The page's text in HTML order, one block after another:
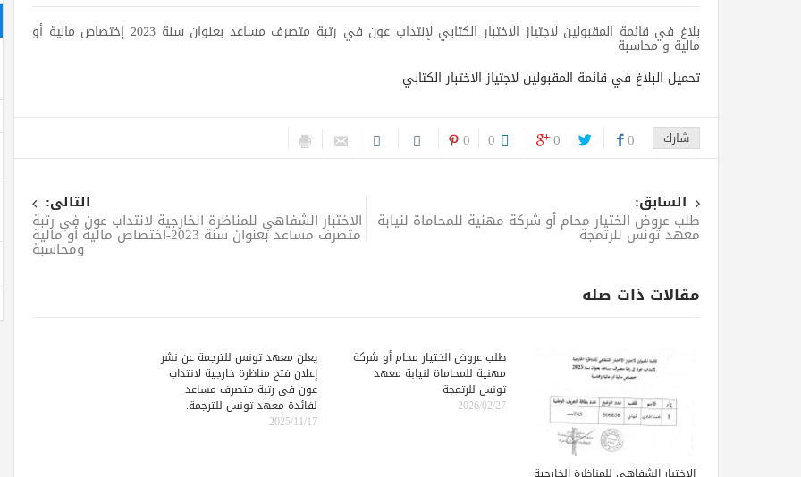
بلاغ في قائمة المقبولين لاجتياز الاختبار الكتابي لإنتداب عون في رتبة متصرف مساعد بعنوان سنة 2023 إختصاص مالية أو
مالية و محاسبة
تحميل البلاغ في قائمة المقبولين لاجتياز الاختبار الكتابي
شارك 0
0
0
0
السابق:
طلب عروض الختيار محام أو شركة مهنية للمحاماة لنيابة
معهد تونس للرتمجة
التالى:
الاختبار الشفاهي للمناظرة الخارجية لانتداب عون في رتبة
متصرف مساعد بعنوان سنة 2023-اختصاص مالية أو مالية
ومحاسبة
مقالات ذات صله
طلب عروض الختيار محام أو شركة
مهنية للمحاماة لنيابة معهد
تونس للرتمجة
2026/02/27
يعلن معهد تونس للترجمة عن نشر
إعلان فتح مناظرة خارجية لانتداب
عون في رتبة متصرف مساعد
لفائدة معهد تونس للترجمة.
2025/11/17